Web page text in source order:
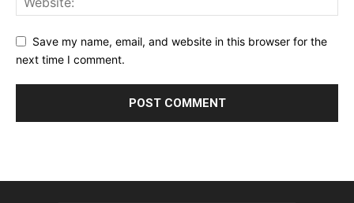
Save my name, email, and website in this browser for the
next time I comment.